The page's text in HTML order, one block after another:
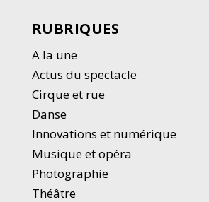
RUBRIQUES
A la une
Actus du spectacle
Cirque et rue
Danse
Innovations et numérique
Musique et opéra
Photographie
Théâtre